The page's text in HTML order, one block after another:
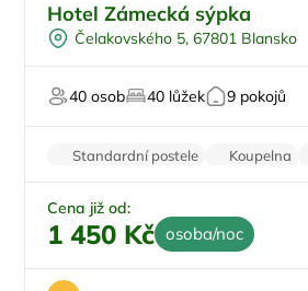
Snídaně
Pro milovníky historie
Pro milovníky luxusu
Hotel Zámecká sýpka
Čelakovského 5, 67801 Blansko
40 osob 40 lůžek 9 pokojů
Standardní postele Koupelna
Trezor
Nekuřácký objekt
Cena již od:
1 450 Kč osoba/noc